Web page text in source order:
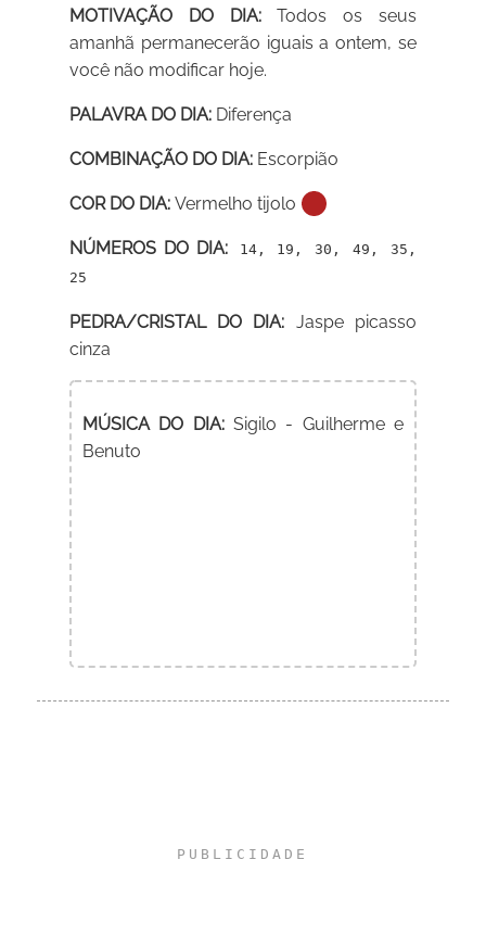
MOTIVAÇÃO DO DIA:Todos os seus
amanhã permanecerão iguais a ontem, se
você não modificar hoje.
PALAVRA DO DIA: Diferença
COMBINAÇÃO DO DIA: Escorpião
COR DO DIA: Vermelho tijolo
NÚMEROS DO DIA:14, 19, 30, 49, 35,
25
PEDRA/CRISTAL DO DIA: Jaspe picasso
cinza
MÚSICA DO DIA:Sigilo - Guilherme e
Benuto